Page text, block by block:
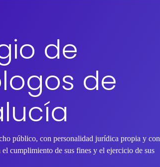
de
de
público, con personalidad jurídica propia y con
el cumplimiento de sus fines y el ejercicio de sus